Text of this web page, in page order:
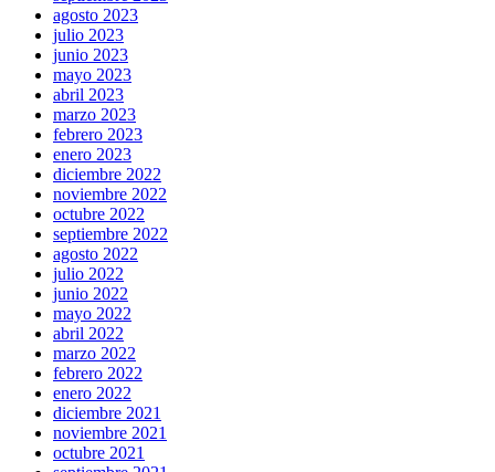
agosto 2023
julio 2023
junio 2023
mayo 2023
abril 2023
marzo 2023
febrero 2023
enero 2023
diciembre 2022
noviembre 2022
octubre 2022
septiembre 2022
agosto 2022
julio 2022
junio 2022
mayo 2022
abril 2022
marzo 2022
febrero 2022
enero 2022
diciembre 2021
noviembre 2021
octubre 2021